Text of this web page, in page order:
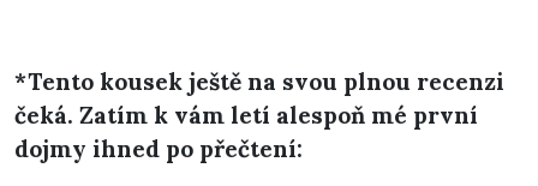
*Tento kousek ještě na svou plnou recenzi
čeká. Zatím k vám letí alespoň mé první
dojmy ihned po přečtení: